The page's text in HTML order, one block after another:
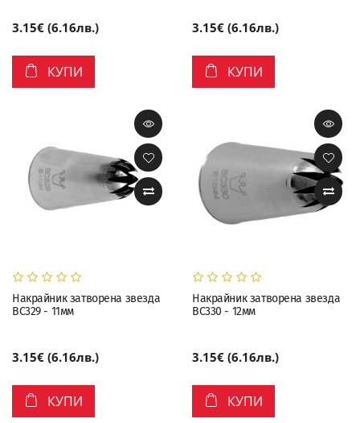
3.15€ (6.16лв.)
КУПИ
3.15€ (6.16лв.)
КУПИ
Накрайник затворена звезда
BC329 - 11мм
3.15€ (6.16лв.)
КУПИ
Накрайник затворена звезда
BC330 - 12мм
3.15€ (6.16лв.)
КУПИ